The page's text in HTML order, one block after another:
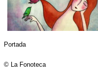
Portada
© La Fonoteca